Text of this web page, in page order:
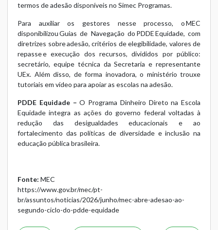
termos de adesão disponíveis no Simec Programas.
Para auxiliar os gestores nesse processo, o MEC
disponibilizouGuias de Navegação do PDDE Equidade, com
diretrizes sobre adesão, critérios de elegibilidade, valores de
repasse e execução dos recursos, divididos por público:
secretário, equipe técnica da Secretaria e representante
UEx. Além disso, de forma inovadora, o ministério trouxe
tutoriais em vídeo para apoiar as escolas na adesão.
PDDE Equidade – O Programa Dinheiro Direto na Escola
Equidade integra as ações do governo federal voltadas à
redução das desigualdades educacionais e ao
fortalecimento das políticas de diversidade e inclusão na
educação pública brasileira.
Fonte: MEC
https://www.gov.br/mec/pt-
br/assuntos/noticias/2026/junho/mec-abre-adesao-ao-
segundo-ciclo-do-pdde-equidade